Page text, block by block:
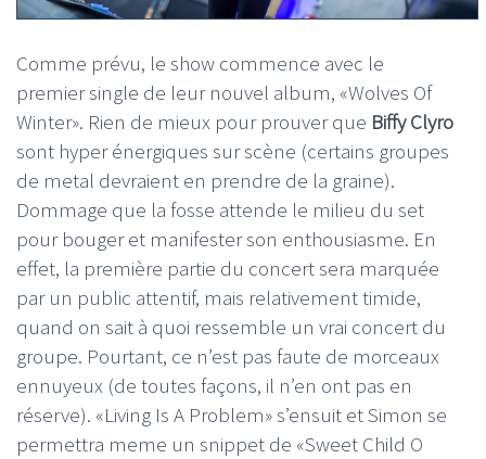
Comme prévu, le show commence avec le
premier single de leur nouvel album, «Wolves Of
Winter». Rien de mieux pour prouver que Biffy Clyro
sont hyper énergiques sur scène (certains groupes
de metal devraient en prendre de la graine).
Dommage que la fosse attende le milieu du set
pour bouger et manifester son enthousiasme. En
effet, la première partie du concert sera marquée
par un public attentif, mais relativement timide,
quand on sait à quoi ressemble un vrai concert du
groupe. Pourtant, ce n’est pas faute de morceaux
ennuyeux (de toutes façons, il n’en ont pas en
réserve). «Living Is A Problem» s’ensuit et Simon se
permettra meme un snippet de «Sweet Child O